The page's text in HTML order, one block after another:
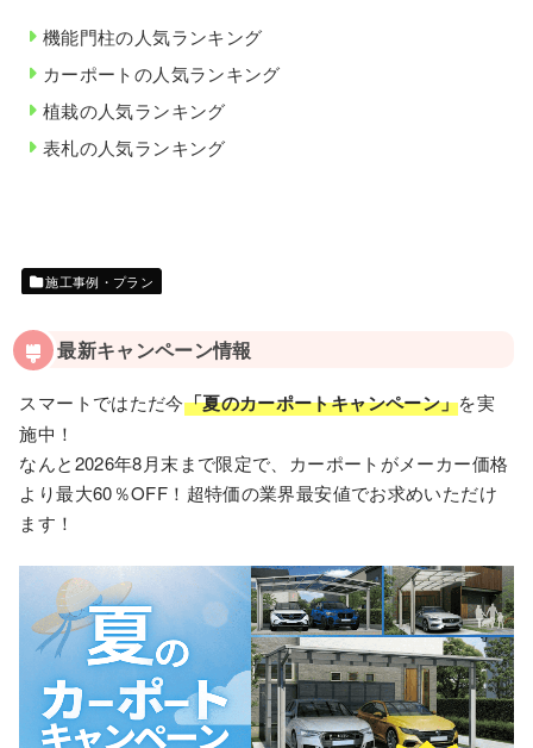
機能門柱の人気ランキング
カーポートの人気ランキング
植栽の人気ランキング
表札の人気ランキング
施工事例・プラン
最新キャンペーン情報
スマートではただ今「夏のカーポートキャンペーン」を実
施中！
なんと2026年8月末まで限定で、カーポートがメーカー価格
より最大60％OFF！超特価の業界最安値でお求めいただけ
ます！